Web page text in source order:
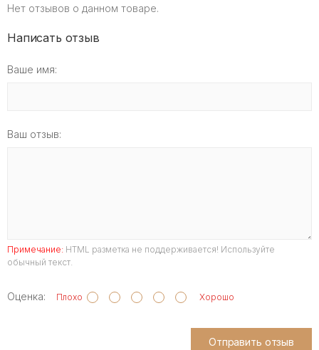
Нет отзывов о данном товаре.
Написать отзыв
Ваше имя:
Ваш отзыв:
Примечание: HTML разметка не поддерживается! Используйте
обычный текст.
Оценка: Плохо Хорошо
Отправить отзыв